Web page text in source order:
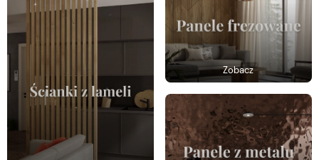
Zobacz